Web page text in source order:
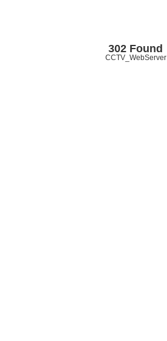
302 Found
CCTV_WebServer